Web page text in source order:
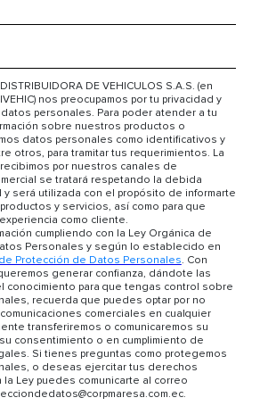
DE VEHICULOS S.A.S. (en
nos preocupamos por tu privacidad y
personales. Para poder atender a tu
sobre nuestros productos o
datos personales como identificativos y
otros, para tramitar tus requerimientos. La
por nuestros canales de
se tratará respetando la debida
será utilizada con el propósito de informarte
y servicios, así como para que
como cliente.
cumpliendo con la Ley Orgánica de
Personales y según lo establecido en
Protección de Datos Personales. Con
generar confianza, dándote las
conocimiento para que tengas control sobre
recuerda que puedes optar por no
comerciales en cualquier
transferiremos o comunicaremos su
consentimiento o en cumplimiento de
Si tienes preguntas como protegemos
o deseas ejercitar tus derechos
Ley puedes comunicarte al correo